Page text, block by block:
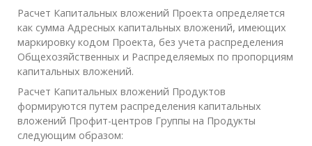
Расчет Капитальных вложений Проекта определяется
как сумма Адресных капитальных вложений, имеющих
маркировку кодом Проекта, без учета распределения
Общехозяйственных и Распределяемых по пропорциям
капитальных вложений.
Расчет Капитальных вложений Продуктов
формируются путем распределения капитальных
вложений Профит-центров Группы на Продукты
следующим образом: